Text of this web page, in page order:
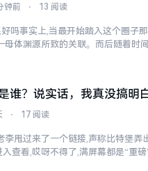
钟前 ⋅ 13 阅读
吗事实上,当最开始踏入这个圈子
母体渊源所致的关联。而后随着时
谁？说实话，我真没搞明
⋅ 17 阅读
李甩过来了一个链接,声称比特堡弄
查看,哎呀不得了,满屏幕都是“重磅